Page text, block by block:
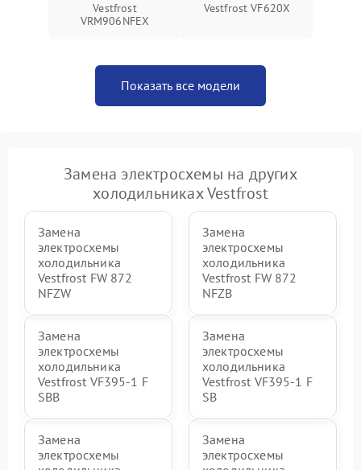
Vestfrost
VRM906NFEX
Vestfrost VF620X
Показать все модели
Замена электросхемы на других
холодильниках Vestfrost
Замена
электросхемы
холодильника
Vestfrost FW 872
NFZW
Замена
электросхемы
холодильника
Vestfrost FW 872
NFZВ
Замена
электросхемы
холодильника
Vestfrost VF395-1 F
SBB
Замена
электросхемы
холодильника
Vestfrost VF395-1 F
SB
Замена
электросхемы
Замена
электросхемы